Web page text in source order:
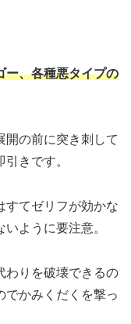
ー、各種悪タイプの
開の前に突き刺して
きです。
すてゼリフが効かな
ように要注意。
わりを破壊できるの
でかみくだくを撃っ